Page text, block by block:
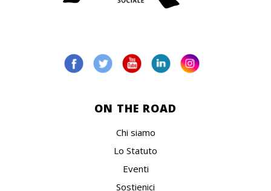
ON THE ROAD
Chi siamo
Lo Statuto
Eventi
Sostienici